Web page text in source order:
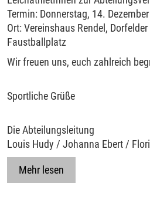
Termin: Donnerstag, 14.
Ort: Vereinshaus Rendel,
Faustballplatz
Wir freuen uns, euch zahlreich
Sportliche Grüße
Die Abteilungsleitung
Louis Hudy / Johanna Ebert /
Mehr lesen